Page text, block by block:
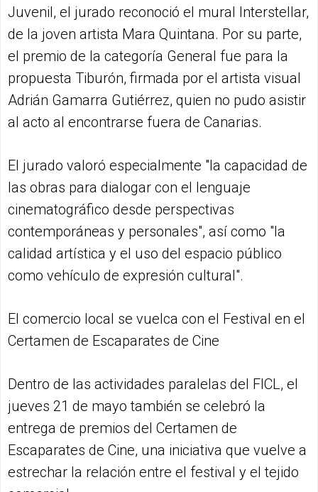
Juvenil, el jurado reconoció el mural Interstellar,
de la joven artista Mara Quintana. Por su parte,
el premio de la categoría General fue para la
propuesta Tiburón, firmada por el artista visual
Adrián Gamarra Gutiérrez, quien no pudo asistir
al acto al encontrarse fuera de Canarias.
El jurado valoró especialmente "la capacidad de
las obras para dialogar con el lenguaje
cinematográfico desde perspectivas
contemporáneas y personales", así como "la
calidad artística y el uso del espacio público
como vehículo de expresión cultural".
El comercio local se vuelca con el Festival en el
Certamen de Escaparates de Cine
Dentro de las actividades paralelas del FICL, el
jueves 21 de mayo también se celebró la
entrega de premios del Certamen de
Escaparates de Cine, una iniciativa que vuelve a
estrechar la relación entre el festival y el tejido